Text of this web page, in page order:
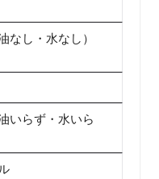
なし・水なし）
いらず・水いら